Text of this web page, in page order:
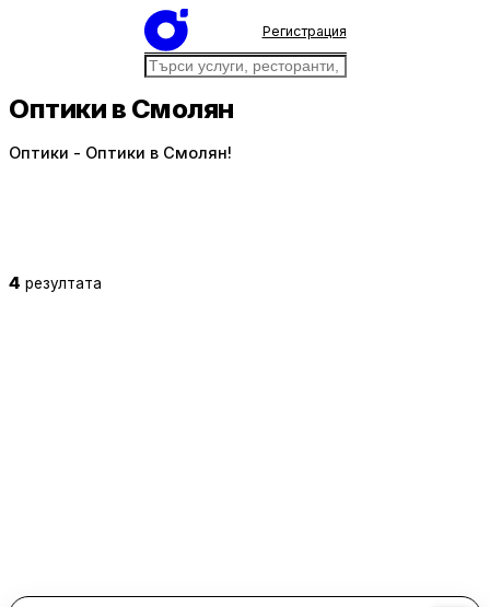
Регистрация
Оптики в Смолян
Оптики - Оптики в Смолян!
4 резултата